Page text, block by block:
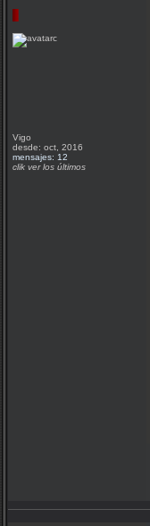
Vigo
desde: oct, 2016
mensajes: 12
clik ver los últimos